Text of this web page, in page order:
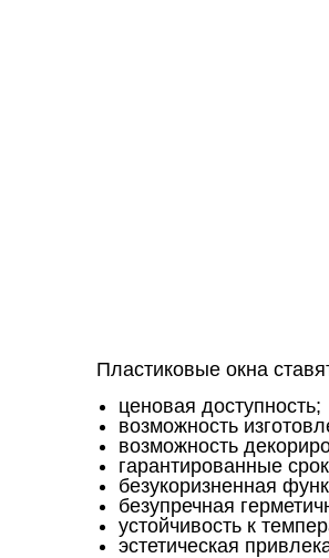
Пластиковые окна
ценовая доступность;
возможность
возможность
гарантированные
безукоризненная
безупречная
устойчивость к
эстетическая